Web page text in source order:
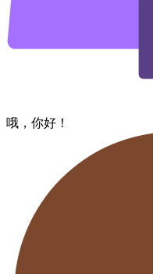
哦，​你好！